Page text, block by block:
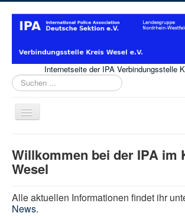
Internetseite der IPA Verbindungsstelle
Suchen
...
Navigation
an/aus
News
Impressum
Willkommen bei der IPA im
Wesel
Alle aktuellen Informationen findet ihr
News.